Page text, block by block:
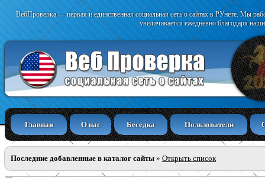
ВебПроверка — первая и единственная социальная сеть о сайтах в РУнете. Мы
увеличивается ежедневно благодаря
Главная О нас Беседка Пользователи
Последние добавленные в каталог сайты » Открыть список